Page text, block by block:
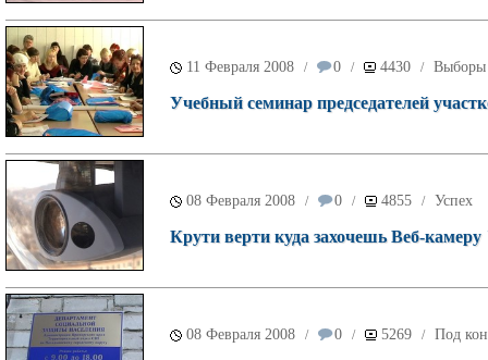
11 Февраля 2008 / 0 / 4430 / Выборы
Учебный семинар председателей
08 Февраля 2008 / 0 / 4855 / Успех
Крути верти куда захочешь Веб-
08 Февраля 2008 / 0 / 5269 / Под